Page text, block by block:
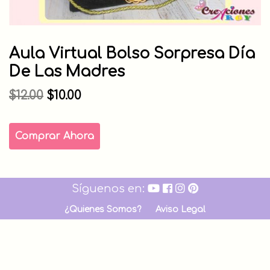
Aula Virtual Bolso Sorpresa Día
De Las Madres
$12.00 El
original
era:
$10.00El
actual
es:
Aula
Virtual
Sorpresa
Comprar Ahora
Síguenos en:
¿Quienes Somos? Aviso Legal